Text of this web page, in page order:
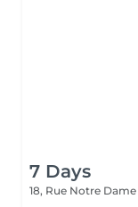
7 Days
18, Rue Notre Dame